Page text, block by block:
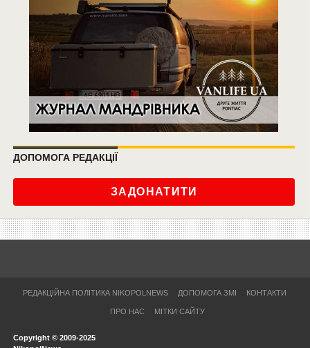
ДОПОМОГА РЕДАКЦІЇ
ЗАДОНАТИТИ
РЕДАКЦІЙНА ПОЛІТИКА NIKOPOLNEWS ДОПОМОГА ЗМІ КОНТАКТИ
ПРО НАС МІТКИ САЙТУ
Copyright © 2009-2025